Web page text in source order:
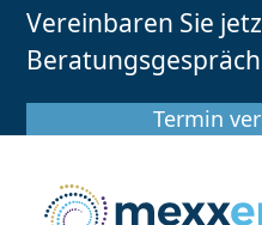
Vereinbaren Sie
Termin